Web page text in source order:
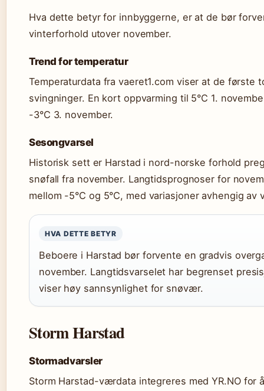
Hva dette betyr for innbyggerne, er at de bør
vinterforhold utover november.
Trend for temperatur
Temperaturdata fra vaeret1.com viser at de første
svingninger. En kort oppvarming til 5°C 1.
-3°C 3. november.
Sesongvarsel
Historisk sett er Harstad i nord-norske forhold
snøfall fra november. Langtidsprognoser for
mellom -5°C og 5°C, med variasjoner avhengig av
HVA DETTE BETYR
Beboere i Harstad bør forvente en gradvis
november. Langtidsvarselet har begrenset
viser høy sannsynlighet for snøvær.
Storm Harstad
Stormadvarsler
Storm Harstad-værdata integreres med YR.NO for